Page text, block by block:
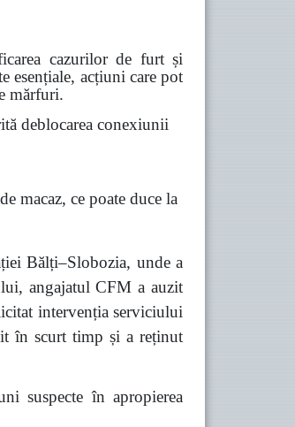
cazurilor de furt și
esențiale, acțiuni care pot
mărfuri.
deblocarea conexiunii
macaz, ce poate duce la
Bălți–Slobozia, unde a
angajatul CFM a auzit
intervenția serviciului
în scurt timp și a reținut
suspecte în apropierea